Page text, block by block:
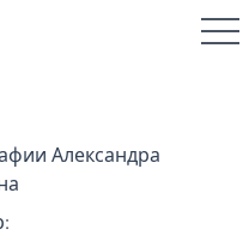
Александра